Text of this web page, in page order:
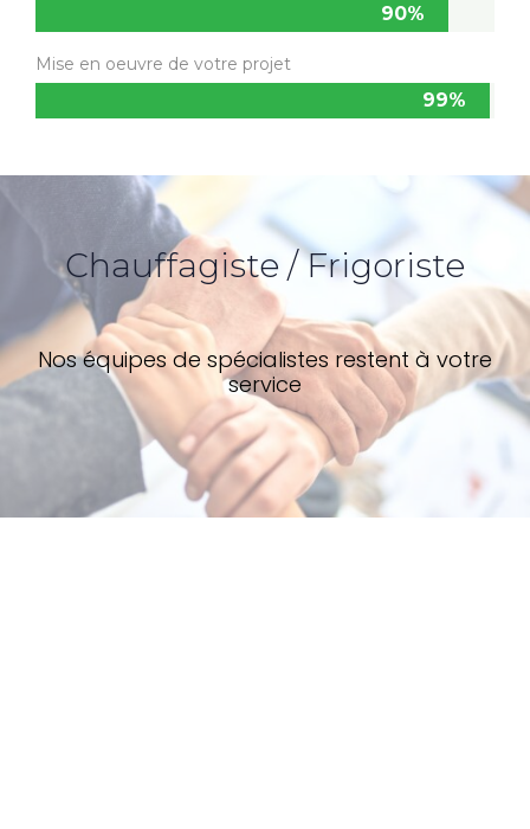
90%
Mise en oeuvre de votre projet
99%
Chauffagiste / Frigoriste
Nos équipes de spécialistes restent à votre
service